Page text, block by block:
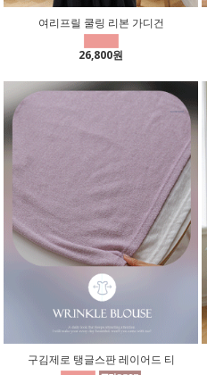
여리프릴 쿨링 리본 가디건
26,800원
구김제로 탱글스판 레이어드 티